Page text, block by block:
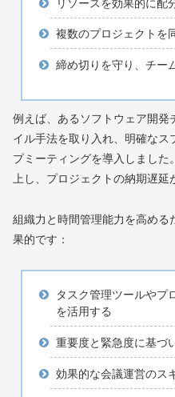
リソースを効果的に配
複数のプロジェクトを
締め切りを守り、チー
例えば、あるソフトウェア開発
イル手法を取り入れ、明確なス
プミーティングを導入しました
上し、プロジェクトの納期遅延
組織力と時間管理能力を高める
果的です：
タスク管理ツールやプ
を活用する
重要度と緊急度に基づ
効果的な会議運営のス